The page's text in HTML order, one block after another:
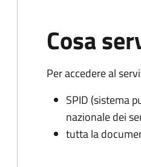
Cosa
Per accedere al
SPID (sistema
nazionale dei
tutta la